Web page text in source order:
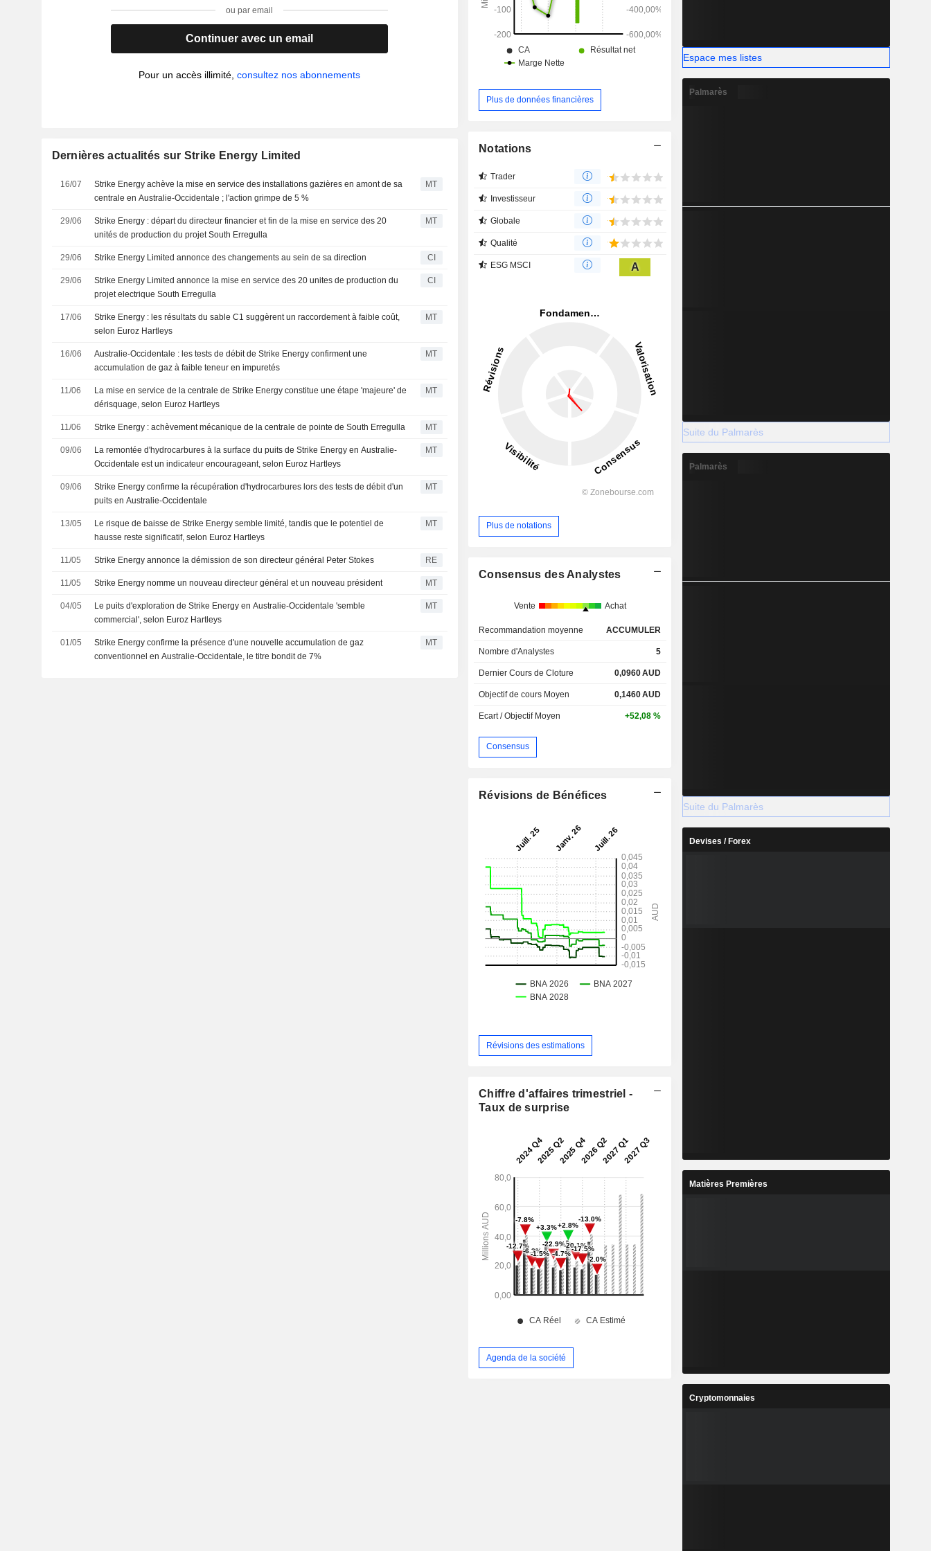
ou par email
Continuer avec un email
Pour un accès illimité,consultez nos abonnements
Dernières actualités sur Strike Energy Limited
16/07
Strike Energy achève la mise en service des installations gazières en amont de sa
centrale en Australie-Occidentale ; l'action grimpe de 5 %
MT
29/06
Strike Energy : départ du directeur financier et fin de la mise en service des 20
unités de production du projet South Erregulla
MT
29/06 Strike Energy Limited annonce des changements au sein de sa direction CI
29/06
Strike Energy Limited annonce la mise en service des 20 unites de production du
projet electrique South Erregulla
CI
17/06
Strike Energy : les résultats du sable C1 suggèrent un raccordement à faible coût,
selon Euroz Hartleys
MT
16/06
Australie-Occidentale : les tests de débit de Strike Energy confirment une
accumulation de gaz à faible teneur en impuretés
MT
11/06
La mise en service de la centrale de Strike Energy constitue une étape 'majeure' de
dérisquage, selon Euroz Hartleys
MT
11/06 Strike Energy : achèvement mécanique de la centrale de pointe de South Erregulla MT
09/06
La remontée d'hydrocarbures à la surface du puits de Strike Energy en Australie-
Occidentale est un indicateur encourageant, selon Euroz Hartleys
MT
09/06
Strike Energy confirme la récupération d'hydrocarbures lors des tests de débit d'un
puits en Australie-Occidentale
MT
13/05
Le risque de baisse de Strike Energy semble limité, tandis que le potentiel de
hausse reste significatif, selon Euroz Hartleys
MT
11/05 Strike Energy annonce la démission de son directeur général Peter Stokes RE
11/05 Strike Energy nomme un nouveau directeur général et un nouveau président MT
04/05
Le puits d'exploration de Strike Energy en Australie-Occidentale 'semble
commercial', selon Euroz Hartleys
MT
01/05
Strike Energy confirme la présence d'une nouvelle accumulation de gaz
conventionnel en Australie-Occidentale, le titre bondit de 7%
MT
Plus de données financières
Notations
Trader
Investisseur
Globale
Qualité
ESG MSCI A
Plus de notations
Consensus des Analystes
Vente Achat
Recommandation moyenne ACCUMULER
Nombre d'Analystes 5
Dernier Cours de Cloture 0,0960AUD
Objectif de cours Moyen 0,1460AUD
Ecart / Objectif Moyen +52,08 %
Consensus
Révisions de Bénéfices
Révisions des estimations
Chiffre d'affaires trimestriel -
Taux de surprise
Agenda de la société
Espace mes listes
Palmarès
Suite du Palmarès
Palmarès
Suite du Palmarès
Devises / Forex
Matières Premières
Cryptomonnaies